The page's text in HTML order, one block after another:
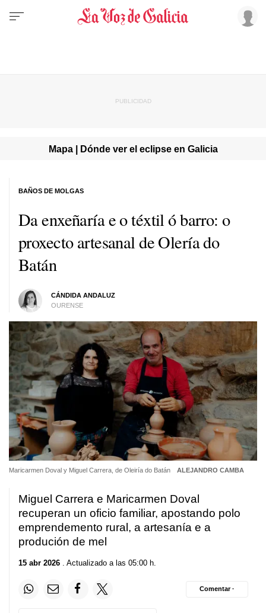
Mapa | Dónde ver el eclipse en Galicia
Da enxeñaría e o téxtil ó barro: o
proxecto artesanal de Olería do
Batán
CÁNDIDA ANDALUZ
OURENSE
BAÑOS DE MOLGAS
Maricarmen Doval y Miguel Carrera, de Oleiría do Batán ALEJANDRO CAMBA
Miguel Carrera e Maricarmen Doval
recuperan un oficio familiar, apostando polo
emprendemento rural, a artesanía e a
produción de mel
15 abr 2026 . Actualizado a las 05:00 h.
Comentar ·